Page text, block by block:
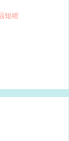
短縮